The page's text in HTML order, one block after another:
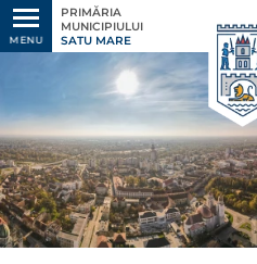
MENU
PRIMĂRIA
MUNICIPIULUI
SATU MARE